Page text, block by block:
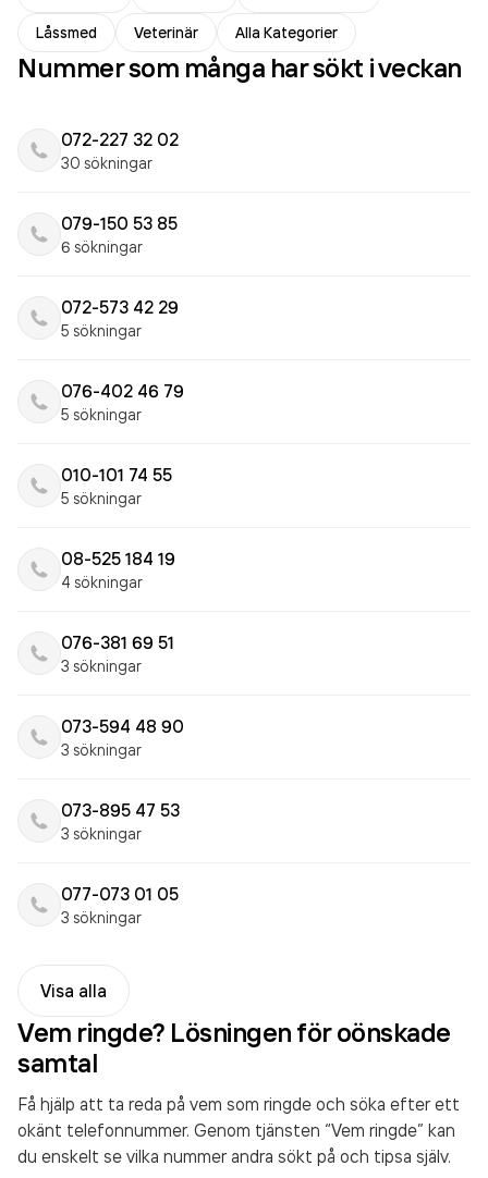
Låssmed
Veterinär Alla Kategorier
Nummer som många har sökt i veckan
072-227 32 02
30 sökningar
079-150 53 85
6 sökningar
072-573 42 29
5 sökningar
076-402 46 79
5 sökningar
010-101 74 55
5 sökningar
08-525 184 19
4 sökningar
076-381 69 51
3 sökningar
073-594 48 90
3 sökningar
073-895 47 53
3 sökningar
077-073 01 05
3 sökningar
Visa alla
Vem ringde? Lösningen för oönskade
samtal
Få hjälp att ta reda på vem som ringde och söka efter ett
okänt telefonnummer. Genom tjänsten “Vem ringde” kan
du enskelt se vilka nummer andra sökt på och tipsa själv.